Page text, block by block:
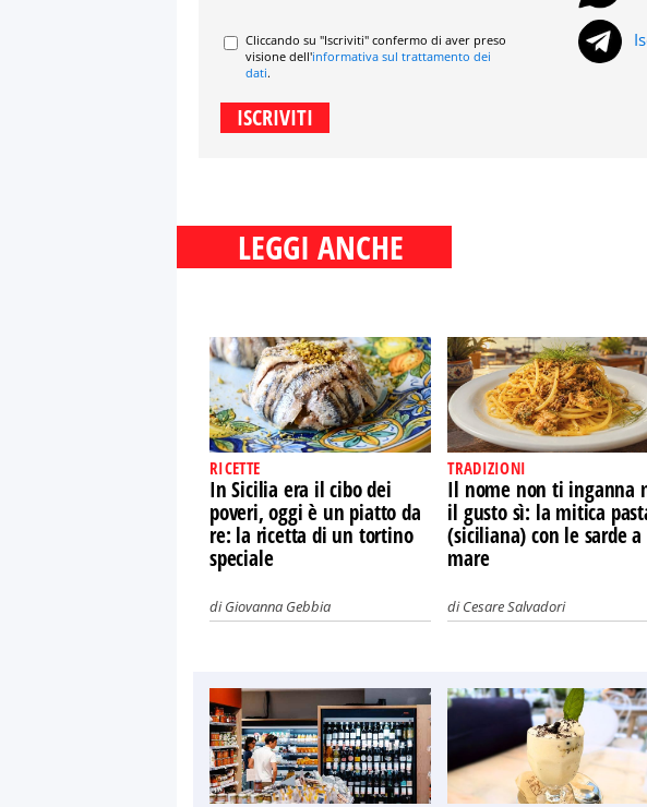
Cliccando su "Iscriviti" confermo di aver preso
visione dell'informativa sul trattamento dei
dati.
LEGGI ANCHE
RICETTE
In Sicilia era il cibo dei
poveri, oggi è un piatto da
re: la ricetta di un tortino
speciale
diGiovanna Gebbia
TRADIZIONI
Il nome non ti inganna
il gusto sì: la mitica
(siciliana) con le sarde a
mare
diCesare Salvadori